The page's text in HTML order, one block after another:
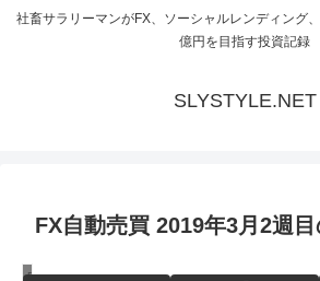
社畜サラリーマンがFX、ソーシャルレンディング
億円を目指す投資記録
SLYSTYLE.NET
FX自動売買 2019年3月2週
FXシステムトレード